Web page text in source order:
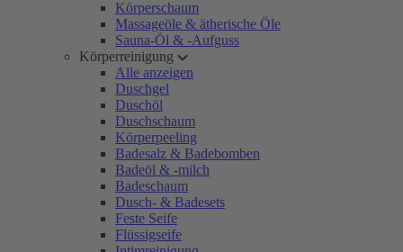
Körperschaum
Massageöle & ätherische Öle
Sauna-Öl & -Aufguss
Körperreinigung
Alle anzeigen
Duschgel
Duschöl
Duschschaum
Körperpeeling
Badesalz & Badebomben
Badeöl & -milch
Badeschaum
Dusch- & Badesets
Feste Seife
Flüssigseife